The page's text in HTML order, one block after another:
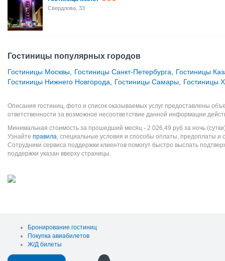
Свердлова, 33
Гостиницы популярных городов
Гостиницы Москвы Гостиницы Санкт-Петербурга
Гостиницы
Гостиницы Нижнего Новгорода
Гостиницы Самары Гостиницы
Описания гостиниц, фото и список оказываемых услуг предоставлены
ответственности за возможное несоответствие данной информации
Минимальная стоимость за прошедший месяц - 2 026,49 руб за ночь
Узнайте правила, специальные условия и способы оплаты, предоплаты и
Сотрудники сервиса поддержки клиентов помогут быстро выслать
поддержки указан вверху страницы.
Бронирование гостиниц
Покупка авиабилетов
Ж/Д билеты